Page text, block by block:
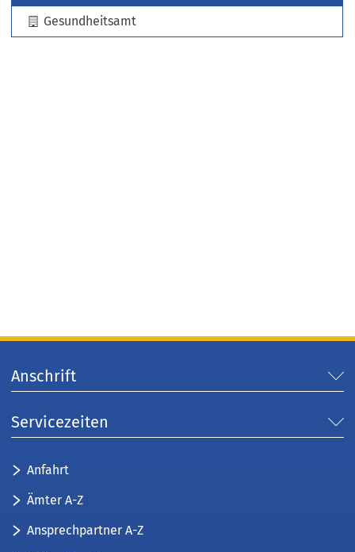
Gesundheitsamt
Anschrift
Servicezeiten
Anfahrt
Ämter A-Z
Ansprechpartner A-Z